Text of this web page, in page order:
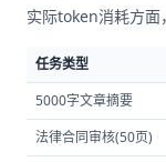
实际token消耗方面
任务类型
5000字文章摘要
法律合同审核(50页)